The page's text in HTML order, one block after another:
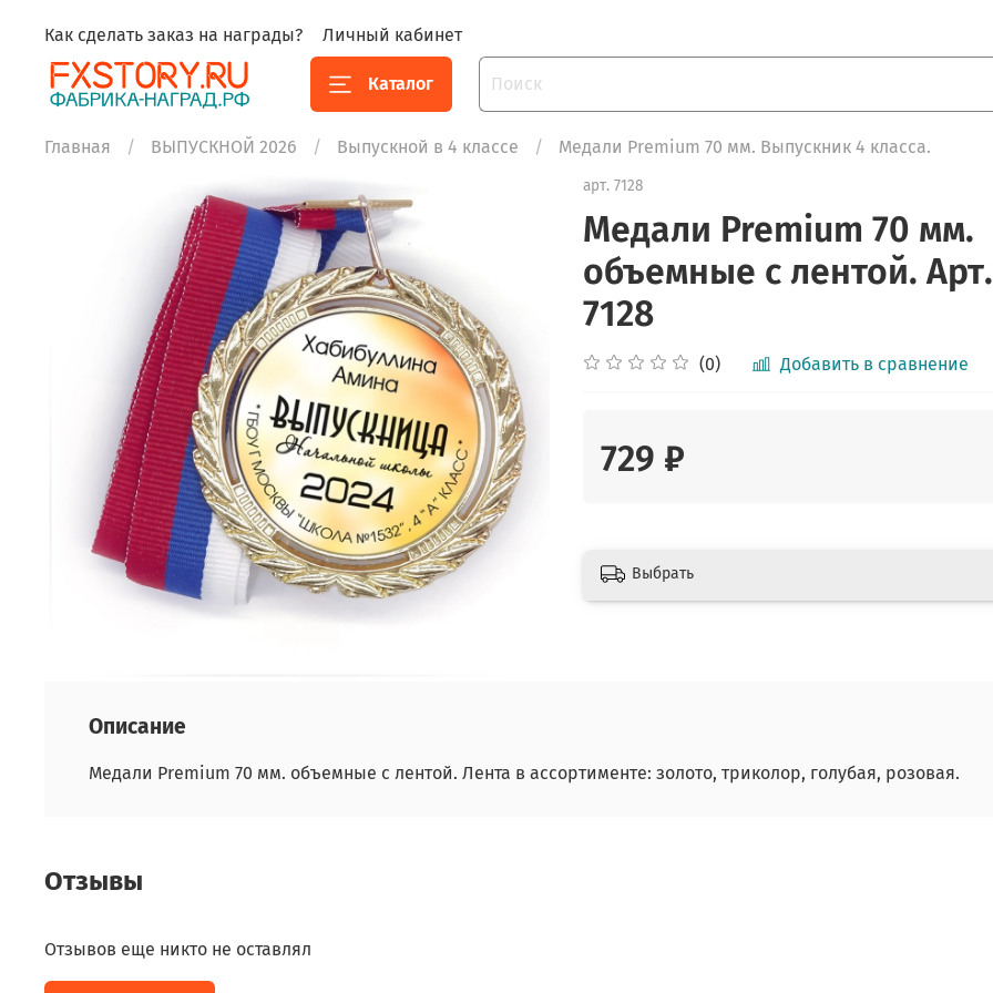
Как сделать заказ на награды? Личный кабинет
Каталог
Главная ВЫПУСКНОЙ 2026 Выпускной в 4 классе Медали Premium 70 мм. Выпускник 4 класса.
арт.7128
Медали Premium 70 мм.
объемные с лентой. Арт.
7128
(0) Добавить в сравнение
729 ₽
Выбрать
Описание
Медали Premium 70 мм. объемные с лентой. Лента в ассортименте: золото, триколор, голубая, розовая.
Отзывы
Отзывов еще никто не оставлял